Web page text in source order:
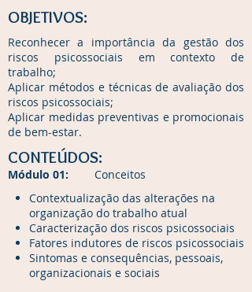
OBJETIVOS:
Reconhecer a importância da gestão dos
riscos psicossociais em contexto de
trabalho;
Aplicar métodos e técnicas de avaliação dos
riscos psicossociais;
Aplicar medidas preventivas e promocionais
de bem-estar.
CONTEÚDOS:
Módulo 01:
Conceitos
Contextualização das alterações na
organização do trabalho atual
Caracterização dos riscos psicossociais
Fatores indutores de riscos psicossociais
Sintomas e consequências, pessoais,
organizacionais e sociais